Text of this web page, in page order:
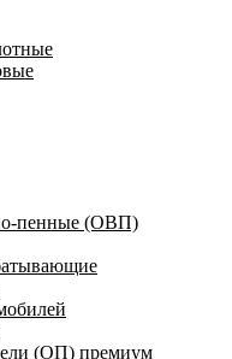
пенные (ОВП)
(ОП) премиум